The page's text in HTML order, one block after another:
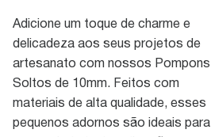
Adicione um toque de charme e
delicadeza aos seus projetos de
artesanato com nossos Pompons
Soltos de 10mm. Feitos com
materiais de alta qualidade, esses
pequenos adornos são ideais para